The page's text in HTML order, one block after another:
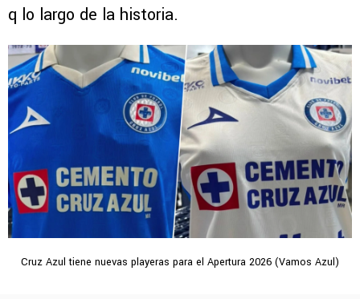
q lo largo de la historia.
Cruz Azul tiene nuevas playeras para el Apertura 2026 (Vamos Azul)